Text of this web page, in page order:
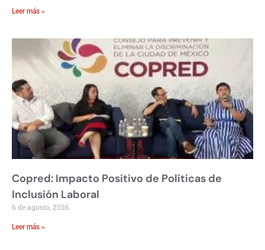
Leer más »
Copred: Impacto Positivo de Políticas de
Inclusión Laboral
6 de agosto, 2026
Leer más »